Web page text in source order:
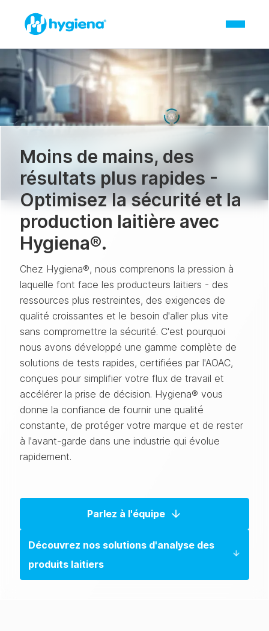
Moins de mains, des
résultats plus rapides -
Optimisez la sécurité et la
production laitière avec
Hygiena®.
Chez Hygiena®, nous comprenons la pression à
laquelle font face les producteurs laitiers - des
ressources plus restreintes, des exigences de
qualité croissantes et le besoin d'aller plus vite
sans compromettre la sécurité. C'est pourquoi
nous avons développé une gamme complète de
solutions de tests rapides, certifiées par l'AOAC,
conçues pour simplifier votre flux de travail et
accélérer la prise de décision. Hygiena® vous
donne la confiance de fournir une qualité
constante, de protéger votre marque et de rester
à l'avant-garde dans une industrie qui évolue
rapidement.
Parlez à l'équipe
Découvrez nos solutions d'analyse des
produits laitiers